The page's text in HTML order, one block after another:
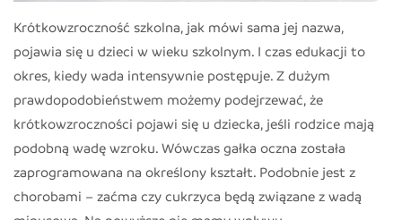
Krótkowzroczność szkolna, jak mówi sama jej nazwa,
pojawia się u dzieci w wieku szkolnym. I czas edukacji to
okres, kiedy wada intensywnie postępuje. Z dużym
prawdopodobieństwem możemy podejrzewać, że
krótkowzroczności pojawi się u dziecka, jeśli rodzice mają
podobną wadę wzroku. Wówczas gałka oczna została
zaprogramowana na określony kształt. Podobnie jest z
chorobami – zaćma czy cukrzyca będą związane z wadą